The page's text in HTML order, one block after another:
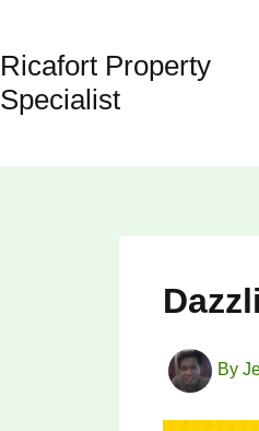
Ricafort Property
Specialist
By